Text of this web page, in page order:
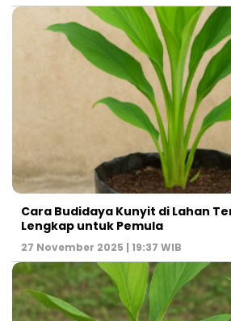
Cara Budidaya Kunyit di Lahan
Lengkap untuk Pemula
27 November 2025 | 19:37 WIB